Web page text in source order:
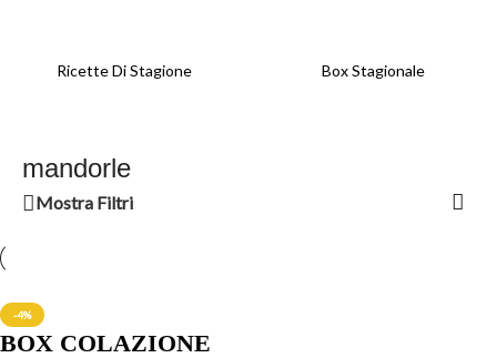
Ricette Di Stagione Box Stagionale
mandorle
Mostra Filtri
-4%
BOX COLAZIONE